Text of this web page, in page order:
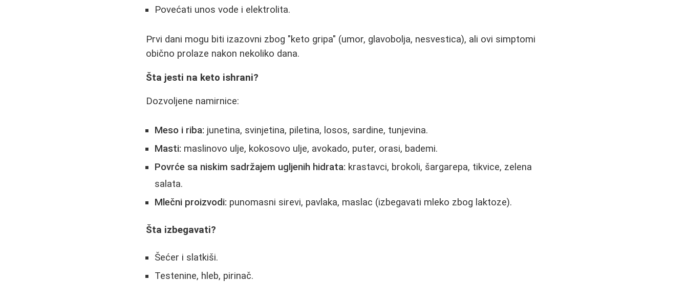
Povećati unos vode i elektrolita.
Prvi dani mogu biti izazovni zbog "keto gripa" (umor, glavobolja, nesvestica), ali ovi simptomi
obično prolaze nakon nekoliko dana.
Šta jesti na keto ishrani?
Dozvoljene namirnice:
Meso i riba: junetina, svinjetina, piletina, losos, sardine, tunjevina.
Masti: maslinovo ulje, kokosovo ulje, avokado, puter, orasi, bademi.
Povrće sa niskim sadržajem ugljenih hidrata: krastavci, brokoli, šargarepa, tikvice, zelena
salata.
Mlečni proizvodi: punomasni sirevi, pavlaka, maslac (izbegavati mleko zbog laktoze).
Šta izbegavati?
Šećer i slatkiši.
Testenine, hleb, pirinač.